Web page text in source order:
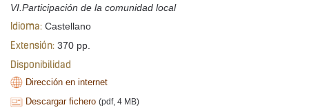
VI.Participación de la comunidad local
Idioma: Castellano
Extensión: 370 pp.
Disponibilidad
Dirección en internet
Descargar fichero (pdf, 4 MB)